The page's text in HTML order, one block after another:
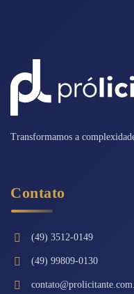
Transformamos a
Contato
(49) 3512-0149
(49) 99809-0130